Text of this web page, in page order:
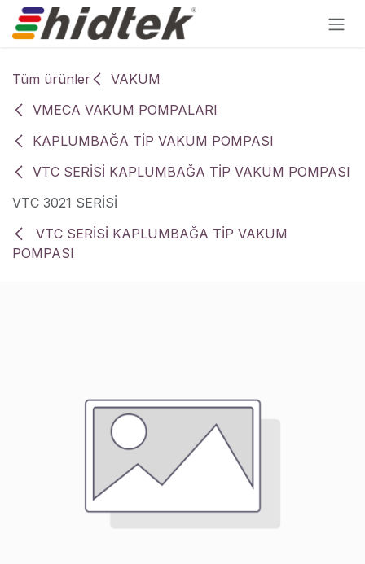
İçereği Atla
Tüm ürünler
VAKUM
VMECA VAKUM POMPALARI
KAPLUMBAĞA TİP VAKUM POMPASI
VTC SERİSİ KAPLUMBAĞA TİP VAKUM POMPASI
VTC 3021 SERİSİ
VTC SERİSİ KAPLUMBAĞA TİP VAKUM
POMPASI